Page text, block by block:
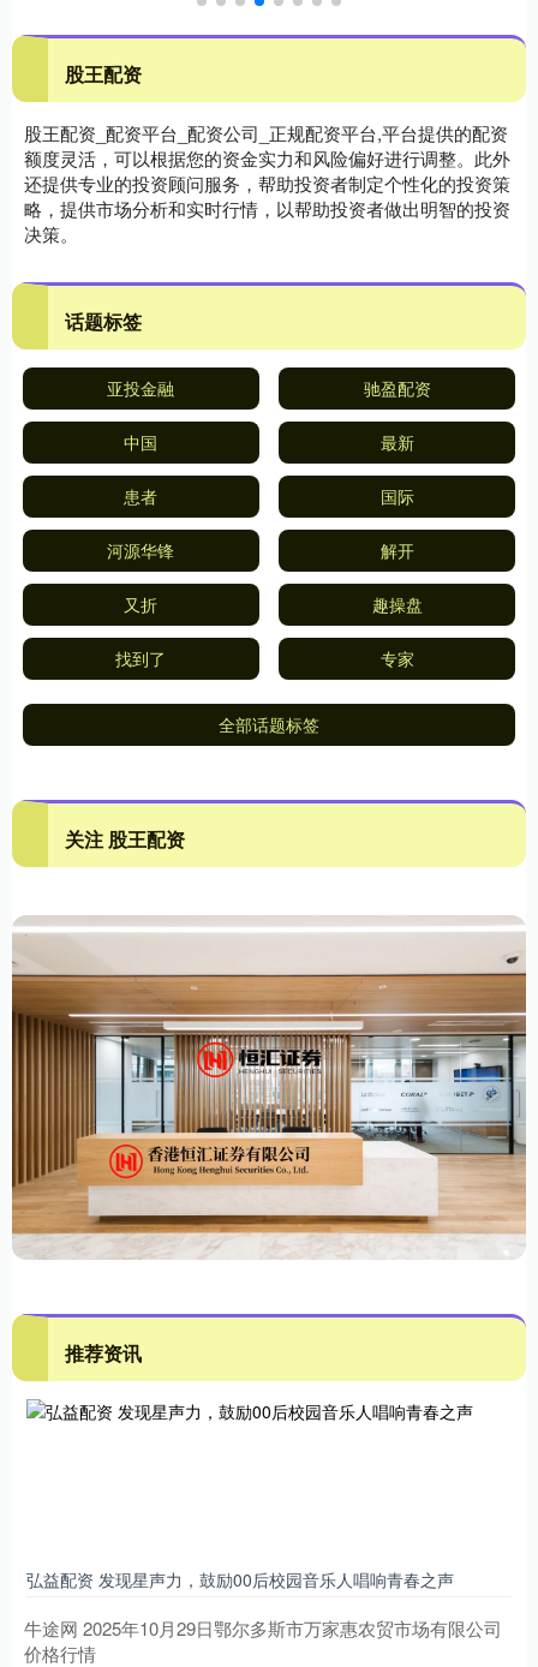
股王配资
股王配资_配资平台_配资公司_正规配资平台,平台提供的配资
额度灵活，可以根据您的资金实力和风险偏好进行调整。此外
还提供专业的投资顾问服务，帮助投资者制定个性化的投资策
略，提供市场分析和实时行情，以帮助投资者做出明智的投资
决策。
话题标签
亚投金融 驰盈配资
中国 最新
患者 国际
河源华锋 解开
又折 趣操盘
找到了 专家
全部话题标签
关注 股王配资
推荐资讯
弘益配资 发现星声力，鼓励00后校园音乐人唱响青春之声
牛途网 2025年10月29日鄂尔多斯市万家惠农贸市场有限公司
价格行情